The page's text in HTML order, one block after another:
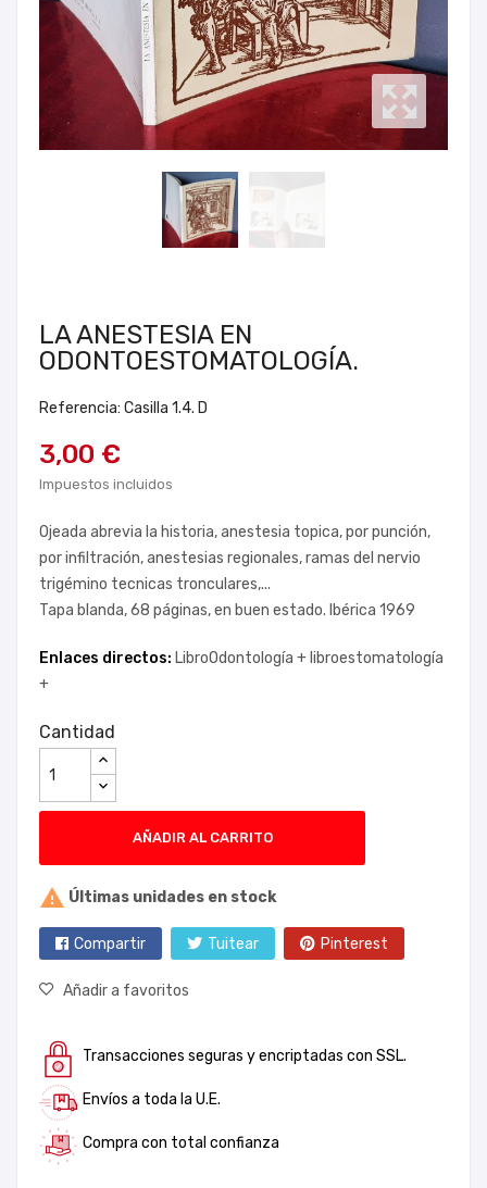
LA ANESTESIA EN
ODONTOESTOMATOLOGÍA.
Referencia: Casilla 1.4. D
3,00 €
Impuestos incluidos
Ojeada abrevia la historia, anestesia topica, por punción,
por infiltración, anestesias regionales, ramas del nervio
trigémino tecnicas tronculares,...
Tapa blanda, 68 páginas, en buen estado. Ibérica 1969
Enlaces directos: LibroOdontología + libroestomatología
+
Cantidad
AÑADIR AL CARRITO
 Últimas unidades en stock
Compartir Tuitear Pinterest
Añadir a favoritos
Transacciones seguras y encriptadas con SSL.
Envíos a toda la U.E.
Compra con total confianza